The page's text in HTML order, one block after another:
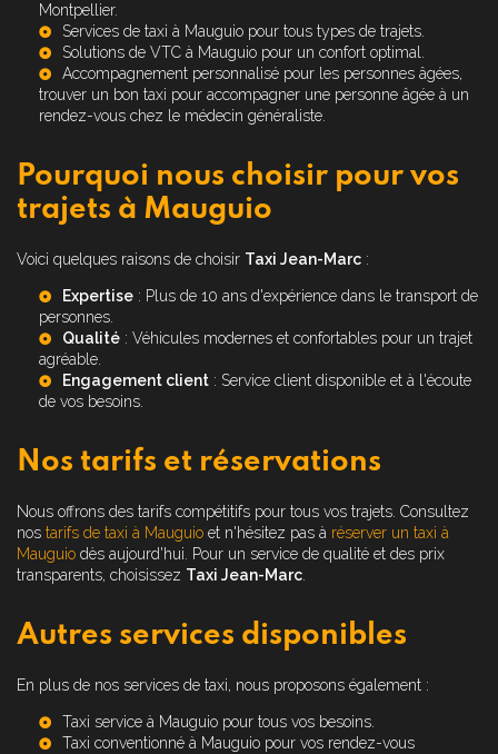
Montpellier.
Services de taxi à Mauguio pour tous types de trajets.
Solutions de VTC à Mauguio pour un confort optimal.
Accompagnement personnalisé pour les personnes âgées,
trouver un bon taxi pour accompagner une personne âgée à un
rendez-vous chez le médecin généraliste
Pourquoi nous choisir pour vos
trajets à Mauguio
Voici quelques raisons de choisir Taxi Jean-Marc :
Expertise : Plus de 10 ans d'expérience dans le transport de
personnes.
Qualité : Véhicules modernes et confortables pour un trajet
agréable.
Engagement client : Service client disponible et à l'écoute
de vos besoins.
Nos tarifs et réservations
Nous offrons des tarifs compétitifs pour tous vos trajets. Consultez
nos tarifs de taxi à Mauguio et n'hésitez pas à réserver un taxi à
Mauguio dès aujourd'hui. Pour un service de qualité et des prix
transparents, choisissez Taxi Jean-Marc
Autres services disponibles
En plus de nos services de taxi, nous proposons également :
Taxi service à Mauguio pour tous vos besoins.
Taxi conventionné à Mauguio pour vos rendez-vous